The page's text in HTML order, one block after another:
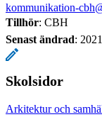
kommunikation-
Tillhör: CBH
Senast ändrad:
Skolsidor
Arkitektur och